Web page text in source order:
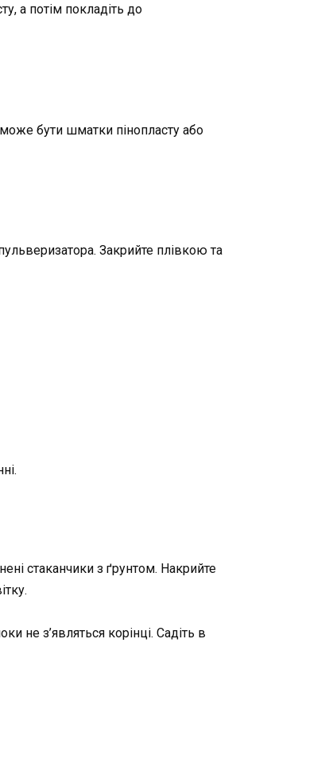
а потім покладіть до
бути шматки пінопласту або
Закрийте плівкою та
стаканчики з ґрунтом. Накрийте
не з’являться корінці. Садіть в